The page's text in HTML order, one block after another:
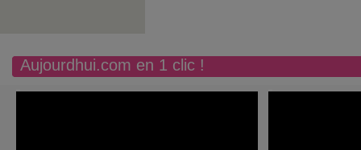
Aujourdhui.com en 1 clic !